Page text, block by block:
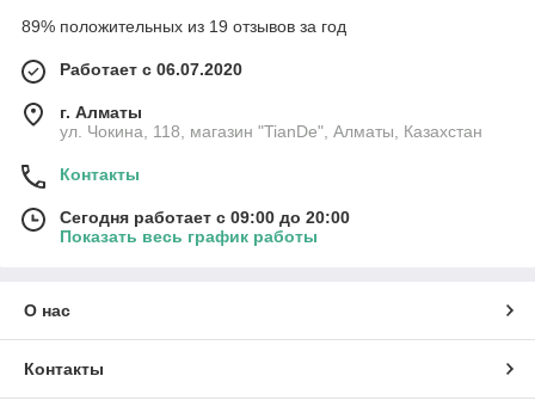
89% положительных из 19 отзывов за год
Работает с 06.07.2020
г. Алматы
ул. Чокина, 118, магазин "TianDe", Алматы, Казахстан
Контакты
Сегодня работает с 09:00 до 20:00
Показать весь график работы
О нас
Контакты